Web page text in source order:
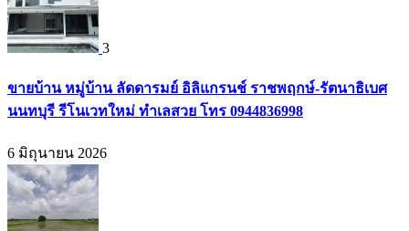
3
ขายบ้าน หมู่บ้าน ลัดดารมย์ อิลิแกรนช์ ราชพฤกษ์-รัตนาธิเบศ
นนทบุรี รีโนเวทใหม่ ทำเลสวย โทร 0944836998
6 มิถุนายน 2026